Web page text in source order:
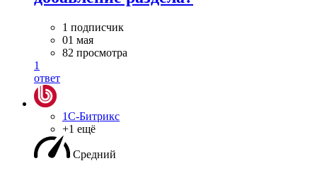
1 подписчик
01 мая
82 просмотра
1
ответ
1С-Битрикс
+1 ещё
Средний